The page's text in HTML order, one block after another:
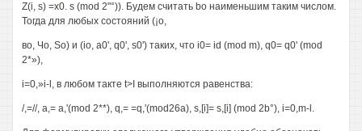
Z(i, s) =x0. s (mod 2"°)). Будем считать bo наименьшим таким числом.
Тогда для любых состояний (¡о,
во, Чо, So) и (io, а0', q0', s0') таких, что i0= id (mod m), q0= q0' (mod
2*»),
i=0,»i-l, в любом такте t>I выполняются равенства:
/,=//, а,= a,'(mod 2**), q,= =q,'(mod26a), s,[i]= s,[i] (mod 2b°), i=0,m-l.